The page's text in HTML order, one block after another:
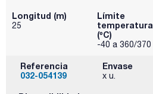
Longitud (m)
25
Límite
temperatura
(ºC)
-40 a 360/370
Referencia
032-054139
Envase
x u.